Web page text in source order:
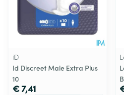
iD
Id Discreet Male Extra Plus
10
€ 7,41